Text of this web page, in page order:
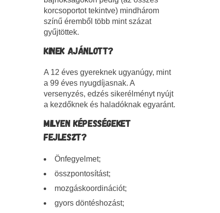
korcsoportot tekintve) mindhárom
színű éremből több mint százat
gyűjtöttek.
KINEK AJÁNLOTT?
A 12 éves gyereknek ugyanúgy, mint
a 99 éves nyugdíjasnak. A
versenyzés, edzés sikerélményt nyújt
a kezdőknek és haladóknak egyaránt.
MILYEN KÉPESSÉGEKET
FEJLESZT?
Önfegyelmet;
összpontosítást;
mozgáskoordinációt;
gyors döntéshozást;